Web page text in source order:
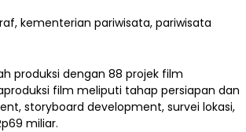
produksi dengan 88 projek film
film meliputi tahap persiapan dan
storyboard development, survei lokasi,
miliar.